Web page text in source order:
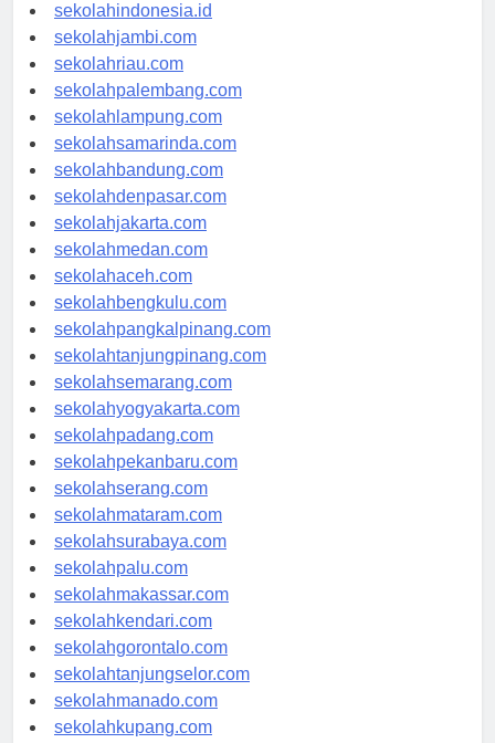
sekolahindonesia.id
sekolahjambi.com
sekolahriau.com
sekolahpalembang.com
sekolahlampung.com
sekolahsamarinda.com
sekolahbandung.com
sekolahdenpasar.com
sekolahjakarta.com
sekolahmedan.com
sekolahaceh.com
sekolahbengkulu.com
sekolahpangkalpinang.com
sekolahtanjungpinang.com
sekolahsemarang.com
sekolahyogyakarta.com
sekolahpadang.com
sekolahpekanbaru.com
sekolahserang.com
sekolahmataram.com
sekolahsurabaya.com
sekolahpalu.com
sekolahmakassar.com
sekolahkendari.com
sekolahgorontalo.com
sekolahtanjungselor.com
sekolahmanado.com
sekolahkupang.com